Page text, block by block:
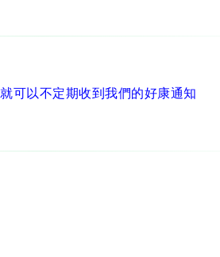
就可以不定期收到我們的好康通知